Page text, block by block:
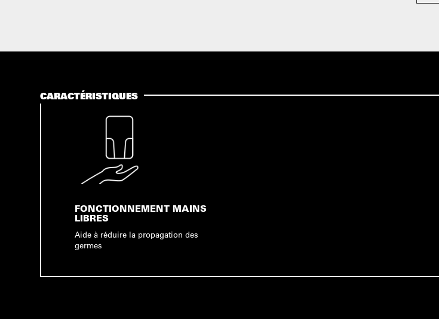
CARACTÉRISTIQUES
FONCTIONNEMENT MAINS
LIBRES
Aide à réduire la propagation des
germes